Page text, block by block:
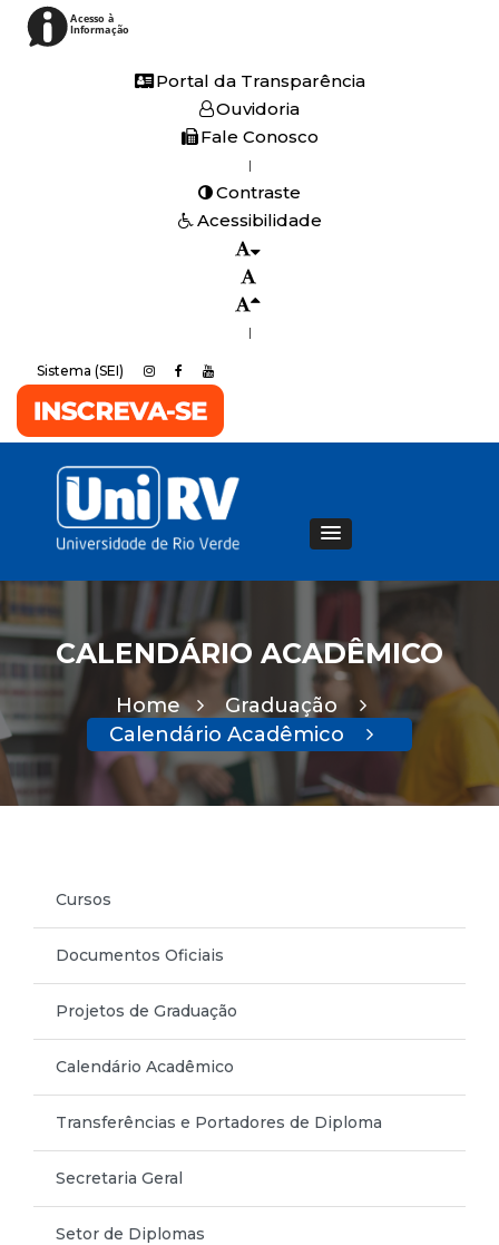
Acesso à
Informação
Portal da Transparência
Ouvidoria
Fale Conosco
|
Contraste
Acessibilidade
|
Sistema (SEI)
CALENDÁRIO ACADÊMICO
Home
Graduação
Calendário Acadêmico
Cursos
Documentos Oficiais
Projetos de Graduação
Calendário Acadêmico
Transferências e Portadores de Diploma
Secretaria Geral
Setor de Diplomas